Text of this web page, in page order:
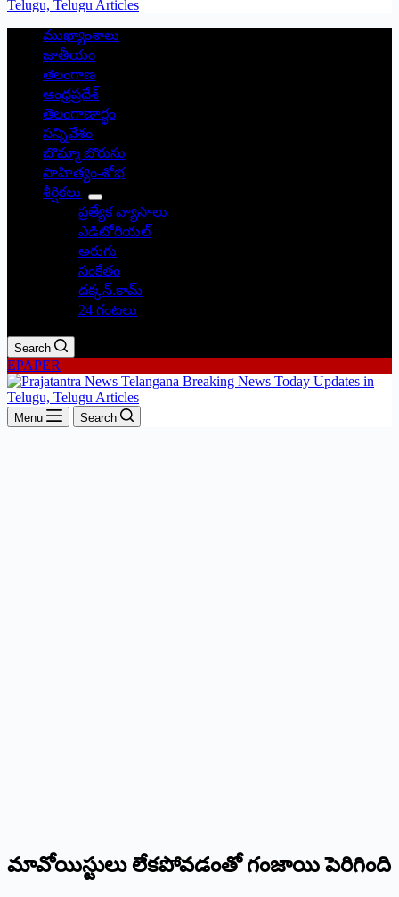
ముఖ్యాంశాలు
జాతీయం
తెలంగాణ
ఆంధ్రప్రదేశ్
తెలంగాణార్థం
సన్నివేశం
బొమ్మా బొరుసు
సాహిత్యం-శోభ
శీర్షికలు
ప్రత్యేక వ్యాసాలు
ఎడిటోరియల్
అరుగు
సంకేతం
దక్కన్.కామ్
24 గంటలు
Search
EPAPER
Menu Search
మావోయిస్టులు లేకపోవడంతో గంజాయి పెరిగింది